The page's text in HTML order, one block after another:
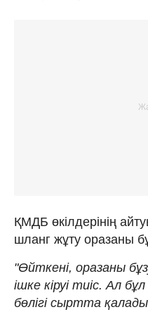
ҚМДБ өкілдерінің
шланг жұту оразаны
"Өйткені, оразаны
ішке кіруі тиіс. Ал
бөлігі сыртта